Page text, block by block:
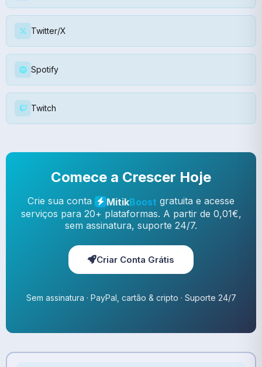
Twitter/X
Spotify
Twitch
Comece a Crescer Hoje
Crie sua conta MitikBoost gratuita e acesse
serviços para 20+ plataformas. A partir de 0,01€,
sem assinatura, suporte 24/7.
Criar Conta Grátis
Sem assinatura · PayPal, cartão & cripto · Suporte 24/7